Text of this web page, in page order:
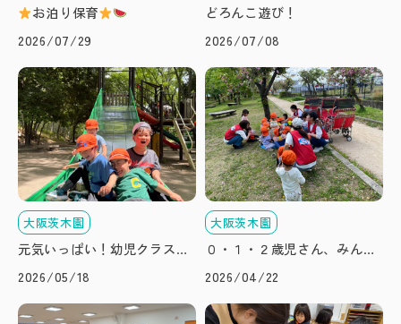
お泊り保育
2026/07/29
どろんこ遊び！
2026/07/08
大阪茨木園
元気いっぱい！幼児クラスの
2026/05/18
大阪茨木園
０・１・２歳児さん、みんな
2026/04/22